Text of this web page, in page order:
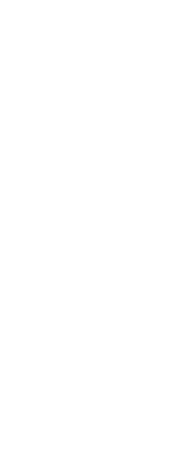
これらのプ
ションに対
無効化に使
失敗し
外部プロセ
2018-04-
has
この後、任